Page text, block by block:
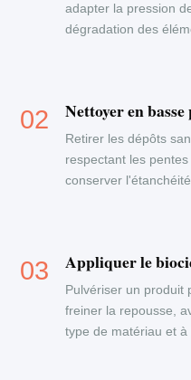
adapter la pression
dégradation des
Nettoyer en
Retirer les dépôts
respectant les
conserver
Appliquer le
Pulvériser un produit
freiner la repousse,
type de matériau et à